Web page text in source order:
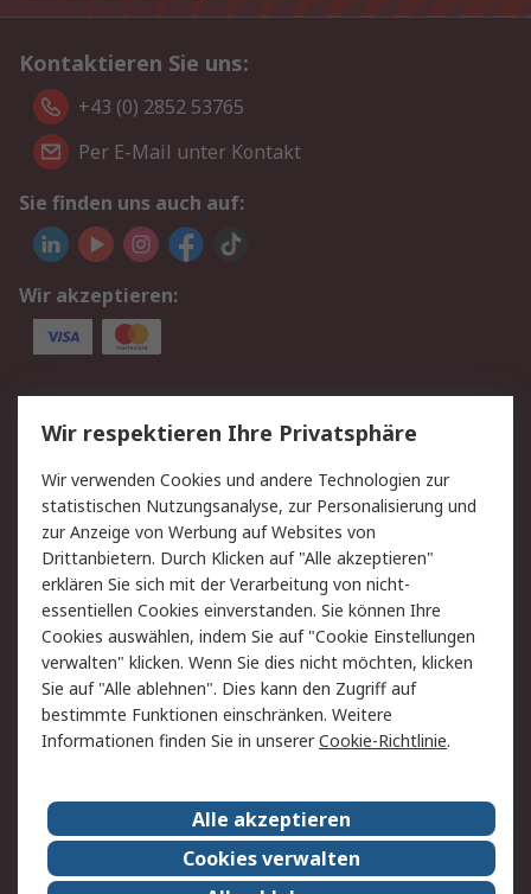
Kontaktieren Sie uns:
+43 (0) 2852 53765
Per E-Mail unter Kontakt
Sie finden uns auch auf:
Wir akzeptieren:
Service
Value Added Services
Lieferlösungen
Rücksendung/Entsorgung Kontakt
Hilfe
Rechtliches
RS Verkaufs- und
Lieferbedingungen
Datenschutz
Cookie-Richtlinie
Zahlungsbedingungen
Impressum
Webseite Konditionen
RS weltweit
Karriere bei RS
Nachhaltigkeit
Qualität/Zertifikate
Presse-Center
Wir respektieren Ihre Privatsphäre
Wir verwenden Cookies und andere Technologien zur
statistischen Nutzungsanalyse, zur Personalisierung und
zur Anzeige von Werbung auf Websites von
Drittanbietern. Durch Klicken auf "Alle akzeptieren"
erklären Sie sich mit der Verarbeitung von nicht-
essentiellen Cookies einverstanden. Sie können Ihre
Cookies auswählen, indem Sie auf "Cookie Einstellungen
verwalten" klicken. Wenn Sie dies nicht möchten, klicken
Sie auf "Alle ablehnen". Dies kann den Zugriff auf
bestimmte Funktionen einschränken. Weitere
Informationen finden Sie in unsererCookie-Richtlinie.
Alle akzeptieren
Cookies verwalten